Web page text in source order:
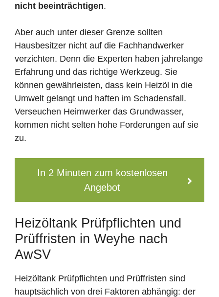
nicht beeinträchtigen.
Aber auch unter dieser Grenze sollten
Hausbesitzer nicht auf die Fachhandwerker
verzichten. Denn die Experten haben jahrelange
Erfahrung und das richtige Werkzeug. Sie
können gewährleisten, dass kein Heizöl in die
Umwelt gelangt und haften im Schadensfall.
Verseuchen Heimwerker das Grundwasser,
kommen nicht selten hohe Forderungen auf sie
zu.
In 2 Minuten zum kostenlosen
Angebot
Heizöltank Prüfpflichten und
Prüffristen in Weyhe nach
AwSV
Heizöltank Prüfpflichten und Prüffristen sind
hauptsächlich von drei Faktoren abhängig: der